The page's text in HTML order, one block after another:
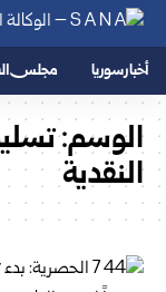
أخبار سوريا مجلس
الوسم:
النقدية